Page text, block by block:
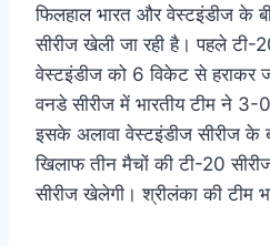
फिलहाल भारत और वेस्टइंडीज के
सीरीज खेली जा रही है। पहले टी-
वेस्टइंडीज को 6 विकेट से हराकर
वनडे सीरीज में भारतीय टीम ने 3-
इसके अलावा वेस्टइंडीज सीरीज के
खिलाफ तीन मैचों की टी-20
सीरीज खेलेगी। श्रीलंका की टीम